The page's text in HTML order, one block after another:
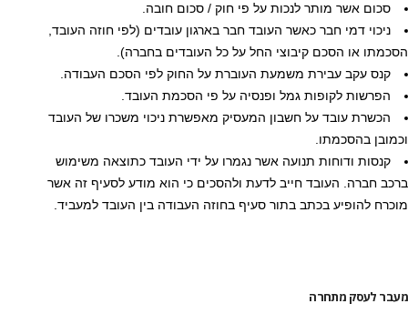
סכום אשר מותר לנכות על פי חוק / סכום חובה.
ניכוי דמי חבר כאשר העובד חבר בארגון עובדים (לפי חוזה העובד,
הסכמתו או הסכם קיבוצי החל על כל העובדים בחברה).
קנס עקב עבירת משמעת העוברת על החוק לפי הסכם העבודה.
הפרשות לקופות גמל ופנסיה על פי הסכמת העובד.
הכשרת עובד על חשבון המעסיק מאפשרת ניכוי משכרו של העובד
וכמובן בהסכמתו.
קנסות ודוחות תנועה אשר נגמרו על ידי העובד כתוצאה משימוש
ברכב חברה. העובד חייב לדעת ולהסכים כי הוא מודע לסעיף זה אשר
מוכרח להופיע בכתב בתור סעיף בחוזה העבודה בין העובד למעביד.
מעבר לעסק מתחרה